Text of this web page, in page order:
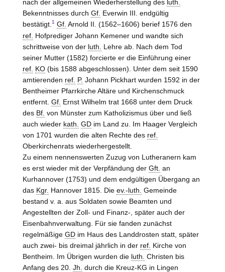
nach der allgemeinen Wiederherstellung des luth.
Bekenntnisses durch Gf. Everwin III. endgültig
bestätigt. 1 Gf. Arnold II. (1562–1606) berief 1576 den
ref. Hofprediger Johann Kemener und wandte sich
schrittweise von der luth.
Lehre ab. Nach dem Tod
seiner Mutter (1582) forcierte er die Einführung einer
ref. KO(bis 1588 abgeschlossen). Unter dem seit 1590
amtierenden ref. P. Johann Pickhart wurden 1592 in der
Bentheimer Pfarrkirche Altäre und Kirchenschmuck
entfernt. Gf. Ernst Wilhelm trat 1668 unter dem Druck
des Bf. von Münsterzum Katholizismus über und ließ
auch wieder kath. GDim Land zu. Im Haager Vergleich
von 1701 wurden die alten Rechte des ref.
Oberkirchenrats wiederhergestellt.
Zu einem nennenswerten Zuzug von Lutheranern kam
es erst wieder mit der Verpfändung der Gft. an
Kurhannover (1753) und dem endgültigen Übergang an
das Kgr. Hannover 1815. Die ev.-luth. Gemeinde
bestand v. a. aus Soldaten sowie Beamten und
Angestellten der Zoll- und Finanz-, später auch der
Eisenbahnverwaltung. Für sie fanden zunächst
regelmäßige GDim Haus des Landdrosten statt, später
auch zwei- bis dreimal jährlich in der ref. Kirche von
Bentheim. Im Übrigen wurden die luth. Christen bis
Anfang des 20. Jh. durch die Kreuz-KG in Lingen